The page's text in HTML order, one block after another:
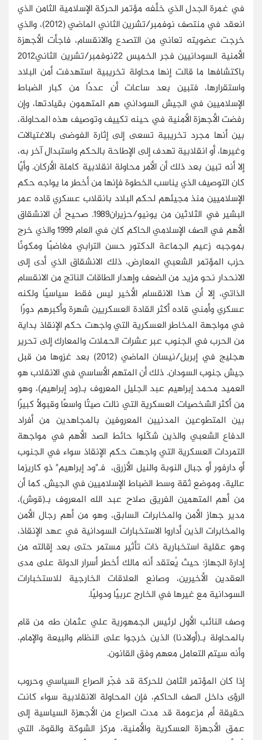
في غمرة الجدل الذي خلَّفه مؤتمر الحركة الإسلامية الثامن الذي
انعقد في منتصف نوفمبر/تشرين الثاني الماضي (2012)، والذي
خرجت عضويته تعاني من التصدع والانقسام، فاجأت الأجهزة
الأمنية السودانيين فجر الخميس 22نوفمبر/تشرين الثاني2012
باكتشافها ما قالت إنها محاولة تخريبية استهدفت أمن البلاد
واستقرارها، فتبين بعد ساعات أن عددًا من كبار الضباط
الإسلاميين في الجيش السوداني هم المتهمون بقيادتها، وإن
رفضت الأجهزة الأمنية في حينه تكييف وتوصيف هذه المحاولة،
بين أنها مجرد تخريبية تسعى إلى إثارة الفوضى بالاغتيالات
وغيرها، أو انقلابية تهدف إلى الإطاحة بالحكم واستبدال آخر به،
إلا أنه تبين بعد ذلك أن الأمر محاولة انقلابية كاملة الأركان. وأيًا
كان التوصيف الذي يناسب الخطوة فإنها من أخطر ما يواجه حكم
الإسلاميين منذ مجيئهم لحكم البلاد بانقلاب عسكري قاده عمر
البشير في الثلاثين من يونيو/حزيران1989. صحيح أن الانشقاق
الأهم في الصف الإسلامي الحاكم كان في العام 1999 والذي خرج
بموجبه زعيم الجماعة الدكتور حسن الترابي مغاضبًا ومكونًا
حزب المؤتمر الشعبي المعارض، ذلك الانشقاق الذي أدى إلى
الانحدار نحو مزيد من الضعف وإهدار الطاقات الناتج من الانقسام
الذاتي، إلا أن هذا الانقسام الأخير ليس فقط سياسيًا ولكنه
عسكري وأمني قاده أكثر القادة العسكريين شهرة وأكبرهم دورًا
في مواجهة المخاطر العسكرية التي واجهت حكم الإنقاذ بداية
من الحرب في الجنوب عبر عشرات الحملات والمعارك إلى تحرير
هجليج في إبريل/نيسان الماضي (2012) بعد غزوها من قبل
جيش جنوب السودان. ذلك أن المتهم الأساسي في الانقلاب هو
العميد محمد إبراهيم عبد الجليل المعروف بـ(ود إبراهيم)، وهو
من أكثر الشخصيات العسكرية التي نالت صيتًا واسعًا وقبولاً كبيرًا
بين المتطوعين المدنيين المعروفين بالمجاهدين من أفراد
الدفاع الشعبي والذين شكّلوا حائط الصد الأهم في مواجهة
التمردات العسكرية التي واجهت حكم الإنقاذ سواء في الجنوب
أو دارفور أو جبال النوبة والنيل الأزرق، فـ"ود إبراهيم" ذو كاريزما
عالية، وموضع ثقة وسط الضباط الإسلاميين في الجيش. كما أن
من أهم المتهمين الفريق صلاح عبد الله المعروف بـ(قوش)،
مدير جهاز الأمن والمخابرات السابق، وهو من أهم رجال الأمن
والمخابرات الذين أداروا الاستخبارات السودانية في عهد الإنقاذ،
وهو عقلية استخبارية ذات تأثير مستمر حتى بعد إقالته من
إدارة الجهاز؛ حيث يُعتقد أنه مالك أخطر أسرار الدولة على مدى
العقدين الأخيرين، وصانع العلاقات الخارجية للاستخبارات
السودانية مع غيرها في الخارج عربيًا ودوليًا.
وصف النائب الأول لرئيس الجمهورية علي عثمان طه من قام
بالمحاولة بـ(أولادنا) الذين خرجوا على النظام والبيعة والإمام،
وأنه سيتم التعامل معهم وفق القانون.
إذا كان المؤتمر الثامن للحركة قد فجّر الصراع السياسي وحروب
الرؤى داخل الصف الحاكم، فإن المحاولة الانقلابية سواء كانت
حقيقة أم مزعومة قد مدت الصراع من الأجهزة السياسية إلى
عمق الأجهزة العسكرية والأمنية، مركز الشوكة والقوة، التي